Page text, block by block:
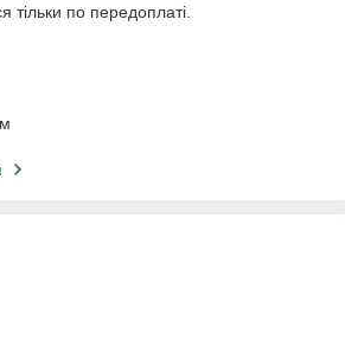
тільки по передоплаті.